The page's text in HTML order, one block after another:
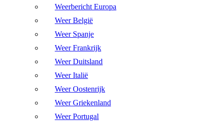
Weerbericht Europa
Weer België
Weer Spanje
Weer Frankrijk
Weer Duitsland
Weer Italië
Weer Oostenrijk
Weer Griekenland
Weer Portugal